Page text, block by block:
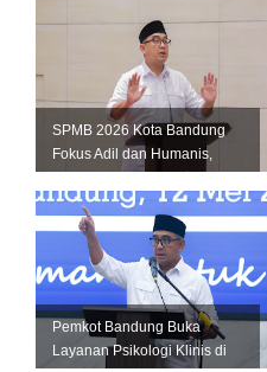
SPMB 2026 Kota Bandung
Fokus Adil dan Humanis,
Kehilanga...
Pemkot Bandung Buka
Layanan Psikologi Klinis di